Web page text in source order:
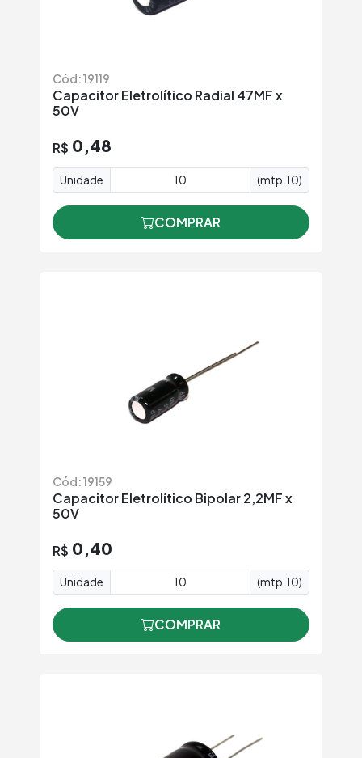
Cód: 19119
Capacitor Eletrolítico Radial 47MF x
50V
R$ 0,48
Unidade (mtp.10)
COMPRAR
Cód: 19159
Capacitor Eletrolítico Bipolar 2,2MF x
50V
R$ 0,40
Unidade (mtp.10)
COMPRAR